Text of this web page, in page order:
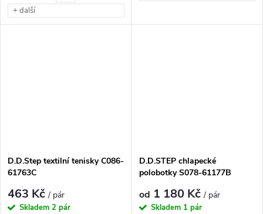
+ další
D.D.Step textilní tenisky C086-
61763C
463 Kč/ pár
Skladem 2 pár
D.D.STEP chlapecké
polobotky S078-61177B
od 1 180 Kč/ pár
Skladem 1 pár